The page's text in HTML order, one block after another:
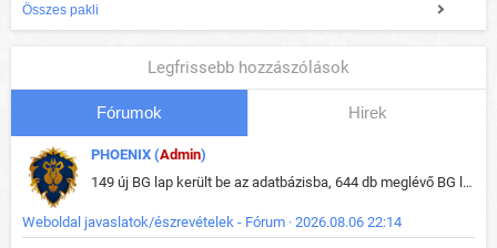
Összes pakli
Legfrissebb hozzászólások
Fórumok Hirek
PHOENIX (Admin)
149 új BG lap került be az adatbázisba, 644 db meglévő BG lap módosult, bekerültek az új képek a megváltozott lapokhoz is.
Weboldal javaslatok/észrevételek - Fórum · 2026.08.06 22:14